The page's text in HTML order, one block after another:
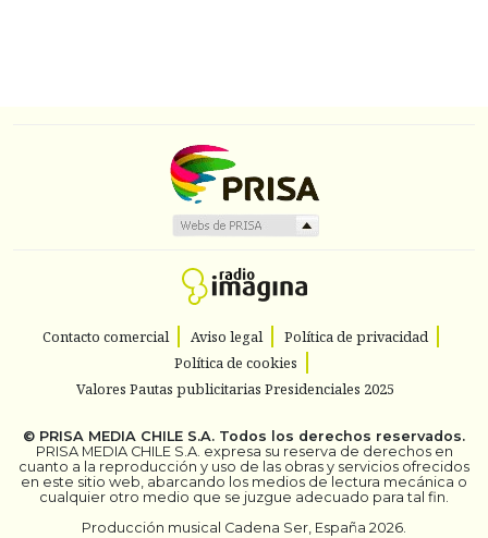
Contacto comercial Aviso legal
Política de privacidad
Política de cookies
Valores Pautas publicitarias Presidenciales 2025
© PRISA MEDIA CHILE S.A. Todos los derechos reservados.
PRISA MEDIA CHILE S.A. expresa su reserva de derechos en
cuanto a la reproducción y uso de las obras y servicios ofrecidos
en este sitio web, abarcando los medios de lectura mecánica o
cualquier otro medio que se juzgue adecuado para tal fin.
Producción musical Cadena Ser, España 2026.